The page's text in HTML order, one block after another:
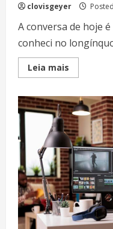
clovisgeyer
A conversa de hoje
conheci no
Leia mais
more
o
Velho
Mundo